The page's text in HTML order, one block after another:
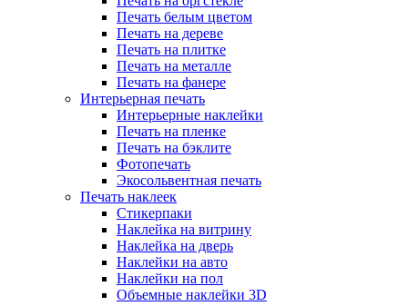
Печать белым цветом
Печать на дереве
Печать на плитке
Печать на металле
Печать на фанере
Интерьерная печать
Интерьерные наклейки
Печать на пленке
Печать на бэклите
Фотопечать
Экосольвентная печать
Печать наклеек
Стикерпаки
Наклейка на витрину
Наклейка на дверь
Наклейки на авто
Наклейки на пол
Объемные наклейки 3D